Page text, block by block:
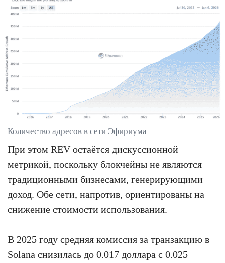
Количество адресов в сети Эфириума
При этом REV остаётся дискуссионной
метрикой, поскольку блокчейны не являются
традиционными бизнесами, генерирующими
доход. Обе сети, напротив, ориентированы на
снижение стоимости использования.
В 2025 году средняя комиссия за транзакцию в
Solana снизилась до 0.017 доллара с 0.025